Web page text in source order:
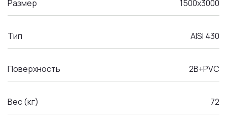
Размер 1500x3000
Тип AISI 430
Поверхность 2B+PVC
Вес (кг) 72